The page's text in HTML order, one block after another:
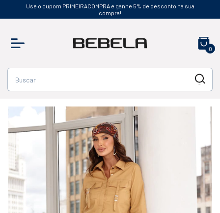
Use o cupom PRIMEIRACOMPRA e ganhe 5% de desconto na sua
compra!
0